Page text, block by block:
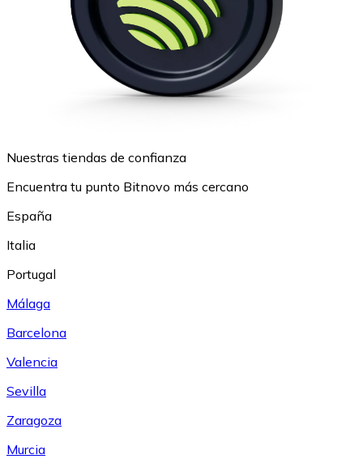
Nuestras tiendas de confianza
Encuentra tu punto Bitnovo más cercano
España
Italia
Portugal
Málaga
Barcelona
Valencia
Sevilla
Zaragoza
Murcia